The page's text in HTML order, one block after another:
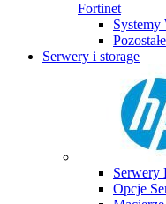
Fortinet
Serwery i storage
Serwery
Opcje